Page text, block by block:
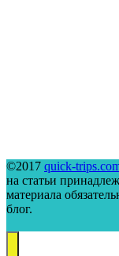
©2017 quick-
на статьи
материала
блог.